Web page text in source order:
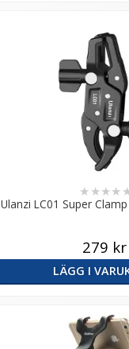
Ulanzi LC01 Super
★ ★★★
279 kr
LÄGG I